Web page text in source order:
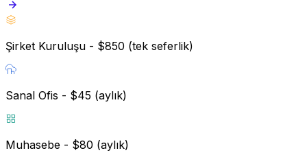
Şirket Kuruluşu - $850 (tek seferlik)
Sanal Ofis - $45 (aylık)
Muhasebe - $80 (aylık)